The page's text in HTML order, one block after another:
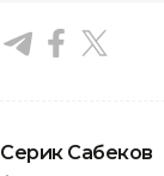
Серик Сабеков